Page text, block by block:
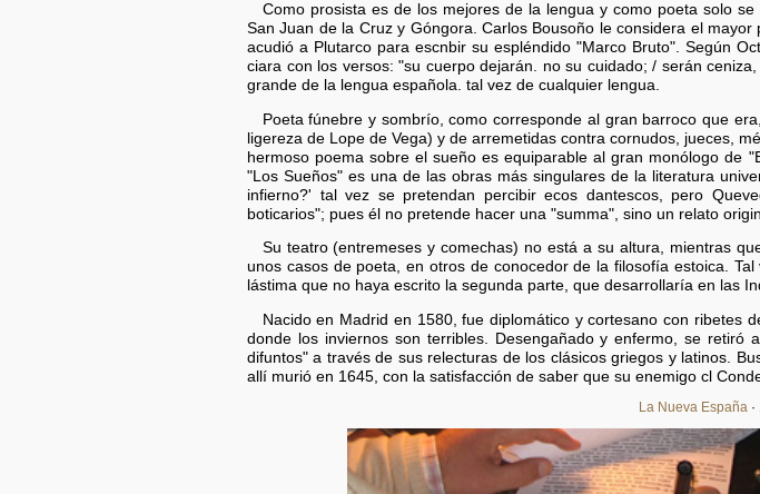
Como prosista es de los mejores de la lengua y como poeta solo
San Juan de la Cruz y Góngora. Carlos Bousoño le considera el
acudió a Plutarco para escnbir su espléndido "Marco Bruto". Según
ciara con los versos: "su cuerpo dejarán. no su cuidado; / serán
grande de la lengua española. tal vez de cualquier lengua.
Poeta fúnebre y sombrío, como corresponde al gran barroco que
ligereza de Lope de Vega) y de arremetidas contra cornudos, jueces,
hermoso poema sobre el sueño es equiparable al gran monólogo de
"Los Sueños" es una de las obras más singulares de la literatura
infierno?' tal vez se pretendan percibir ecos dantescos, pero
boticarios"; pues él no pretende hacer una "summa", sino un relato
Su teatro (entremeses y comechas) no está a su altura, mientras
unos casos de poeta, en otros de conocedor de la filosofía estoica.
lástima que no haya escrito la segunda parte, que desarrollaría en las
Nacido en Madrid en 1580, fue diplomático y cortesano con ribetes
donde los inviernos son terribles. Desengañado y enfermo, se
difuntos" a través de sus relecturas de los clásicos griegos y latinos.
allí murió en 1645, con la satisfacción de saber que su enemigo cl
La Nueva España·